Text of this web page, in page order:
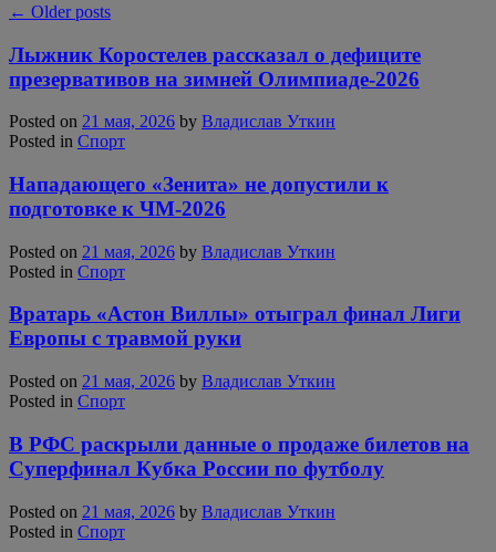
← Older posts
Лыжник Коростелев рассказал о дефиците
презервативов на зимней Олимпиаде-2026
Posted on 21 мая, 2026 by Владислав Уткин
Posted in Спорт
Нападающего «Зенита» не допустили к
подготовке к ЧМ-2026
Posted on 21 мая, 2026 by Владислав Уткин
Posted in Спорт
Вратарь «Астон Виллы» отыграл финал Лиги
Европы с травмой руки
Posted on 21 мая, 2026 by Владислав Уткин
Posted in Спорт
В РФС раскрыли данные о продаже билетов на
Суперфинал Кубка России по футболу
Posted on 21 мая, 2026 by Владислав Уткин
Posted in Спорт